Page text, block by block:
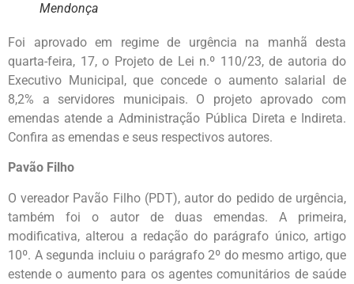
Mendonça
Foi aprovado em regime de urgência na manhã desta
quarta-feira, 17, o Projeto de Lei n.º 110/23, de autoria do
Executivo Municipal, que concede o aumento salarial de
8,2% a servidores municipais. O projeto aprovado com
emendas atende a Administração Pública Direta e Indireta.
Confira as emendas e seus respectivos autores.
Pavão Filho
O vereador Pavão Filho (PDT), autor do pedido de urgência,
também foi o autor de duas emendas. A primeira,
modificativa, alterou a redação do parágrafo único, artigo
10º. A segunda incluiu o parágrafo 2º do mesmo artigo, que
estende o aumento para os agentes comunitários de saúde